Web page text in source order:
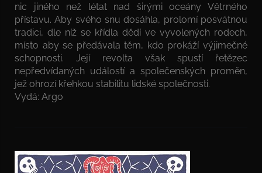
nic jiného než létat nad širými oceány Větrného
přístavu. Aby svého snu dosáhla, prolomí posvátnou
tradici, dle níž se křídla dědí ve vyvolených rodech,
místo aby se předávala těm, kdo prokáží výjimečné
schopnosti. Její revolta však spustí řetězec
nepředvídaných událostí a společenských proměn,
jež ohrozí křehkou stabilitu lidské společnosti.
Vydá: Argo